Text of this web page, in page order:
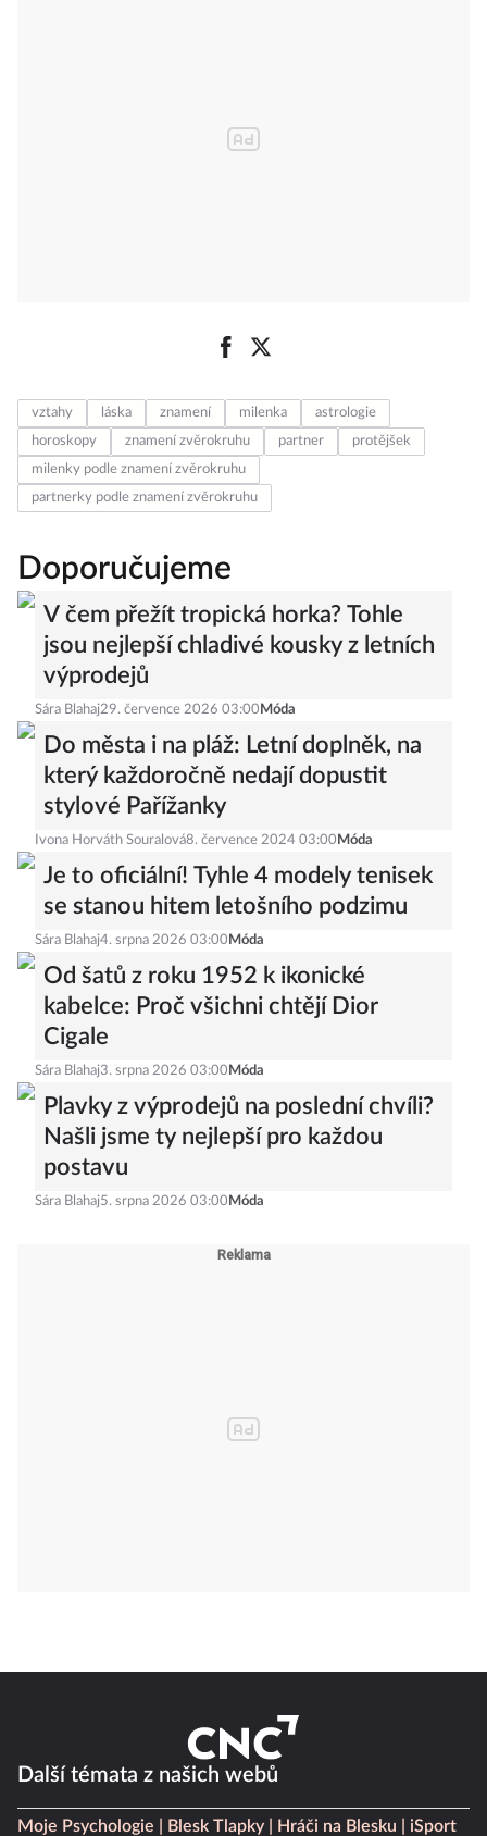
vztahy láska znamení milenka
astrologie
horoskopy
znamení zvěrokruhu partner
protějšek
milenky podle znamení zvěrokruhu
partnerky podle znamení zvěrokruhu
Doporučujeme
V čem přežít tropická horka? Tohle
jsou nejlepší chladivé kousky z letních
výprodejů
Sára Blahaj29. července 2026 03:00 Móda
Do města i na pláž: Letní doplněk, na
který každoročně nedají dopustit
stylové Pařížanky
Ivona Horváth Souralová8. července 2024 03:00 Móda
Je to oficiální! Tyhle 4 modely tenisek
se stanou hitem letošního podzimu
Sára Blahaj4. srpna 2026 03:00 Móda
Od šatů z roku 1952 k ikonické
kabelce: Proč všichni chtějí Dior
Cigale
Sára Blahaj3. srpna 2026 03:00 Móda
Plavky z výprodejů na poslední chvíli?
Našli jsme ty nejlepší pro každou
postavu
Sára Blahaj5. srpna 2026 03:00 Móda
Další témata z našich webů
Moje Psychologie Blesk Tlapky Hráči na Blesku
iSport